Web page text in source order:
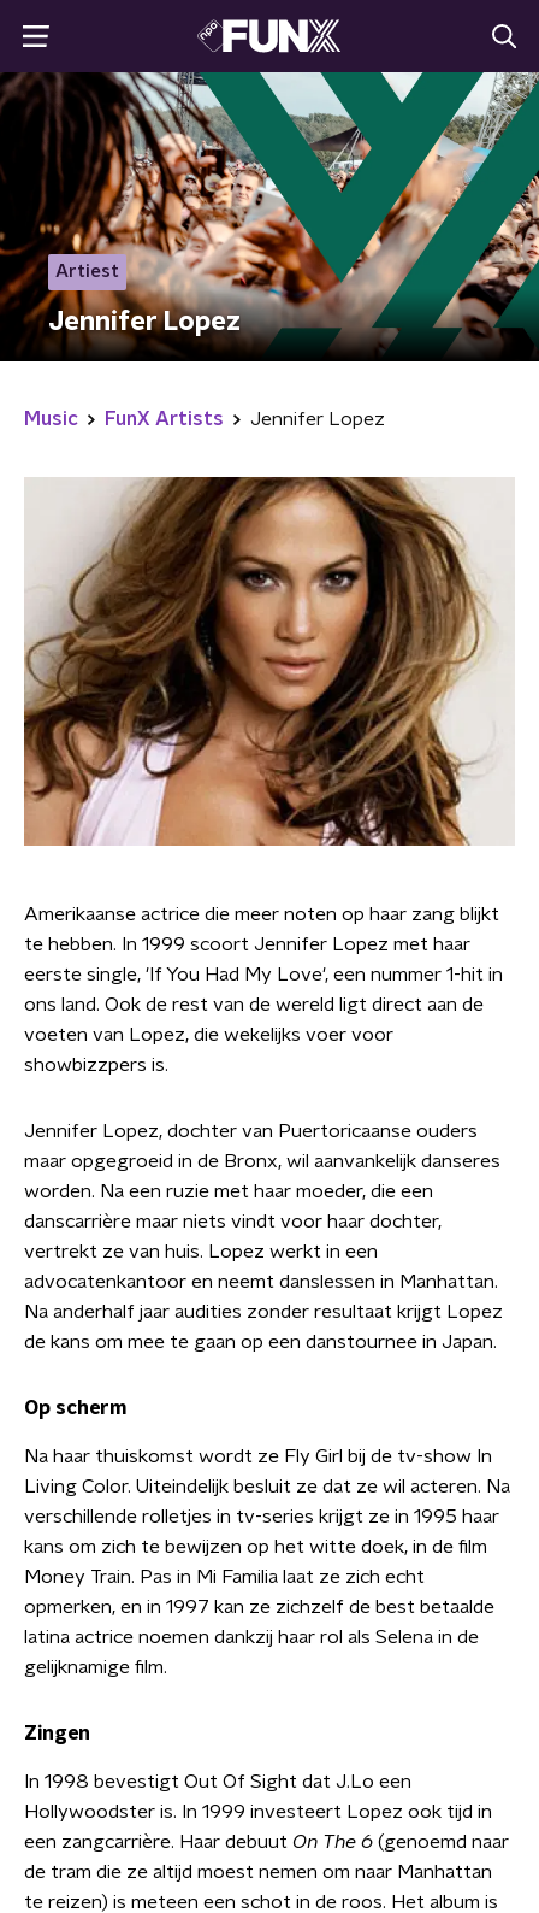
Artiest
Jennifer Lopez
Music FunX Artists Jennifer Lopez
Amerikaanse actrice die meer noten op haar zang blijkt
te hebben. In 1999 scoort Jennifer Lopez met haar
eerste single, 'If You Had My Love', een nummer 1-hit in
ons land. Ook de rest van de wereld ligt direct aan de
voeten van Lopez, die wekelijks voer voor
showbizzpers is.
Jennifer Lopez, dochter van Puertoricaanse ouders
maar opgegroeid in de Bronx, wil aanvankelijk danseres
worden. Na een ruzie met haar moeder, die een
danscarrière maar niets vindt voor haar dochter,
vertrekt ze van huis. Lopez werkt in een
advocatenkantoor en neemt danslessen in Manhattan.
Na anderhalf jaar audities zonder resultaat krijgt Lopez
de kans om mee te gaan op een danstournee in Japan.
Op scherm
Na haar thuiskomst wordt ze Fly Girl bij de tv-show In
Living Color. Uiteindelijk besluit ze dat ze wil acteren. Na
verschillende rolletjes in tv-series krijgt ze in 1995 haar
kans om zich te bewijzen op het witte doek, in de film
Money Train. Pas in Mi Familia laat ze zich echt
opmerken, en in 1997 kan ze zichzelf de best betaalde
latina actrice noemen dankzij haar rol als Selena in de
gelijknamige film.
Zingen
In 1998 bevestigt Out Of Sight dat J.Lo een
Hollywoodster is. In 1999 investeert Lopez ook tijd in
een zangcarrière. Haar debuut On The 6 (genoemd naar
de tram die ze altijd moest nemen om naar Manhattan
te reizen) is meteen een schot in de roos. Het album is